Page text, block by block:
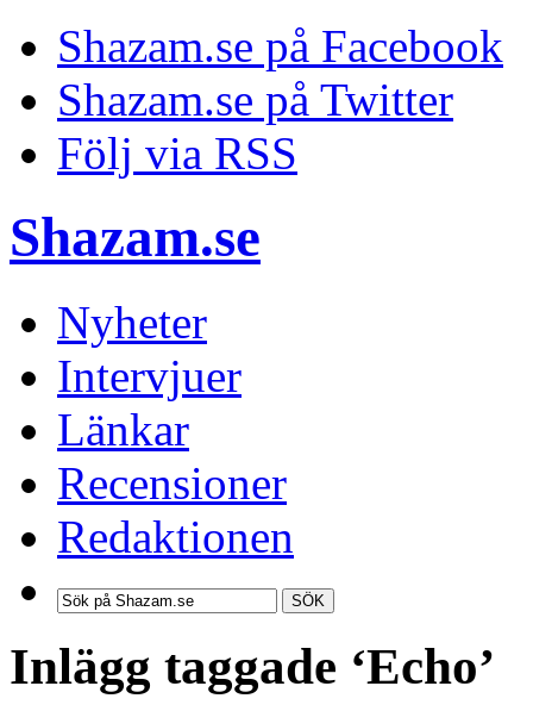
Shazam.se på Facebook
Shazam.se på Twitter
Följ via RSS
Shazam.se
Nyheter
Intervjuer
Länkar
Recensioner
Redaktionen
SÖK
Inlägg taggade ‘Echo’